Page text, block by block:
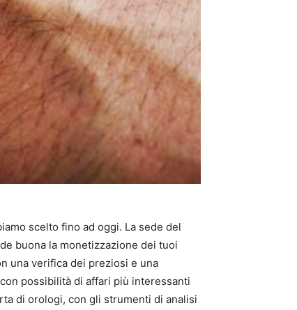
scelto fino ad oggi. La sede del
buona la monetizzazione dei tuoi
una verifica dei preziosi e una
possibilità di affari più interessanti
di orologi, con gli strumenti di analisi